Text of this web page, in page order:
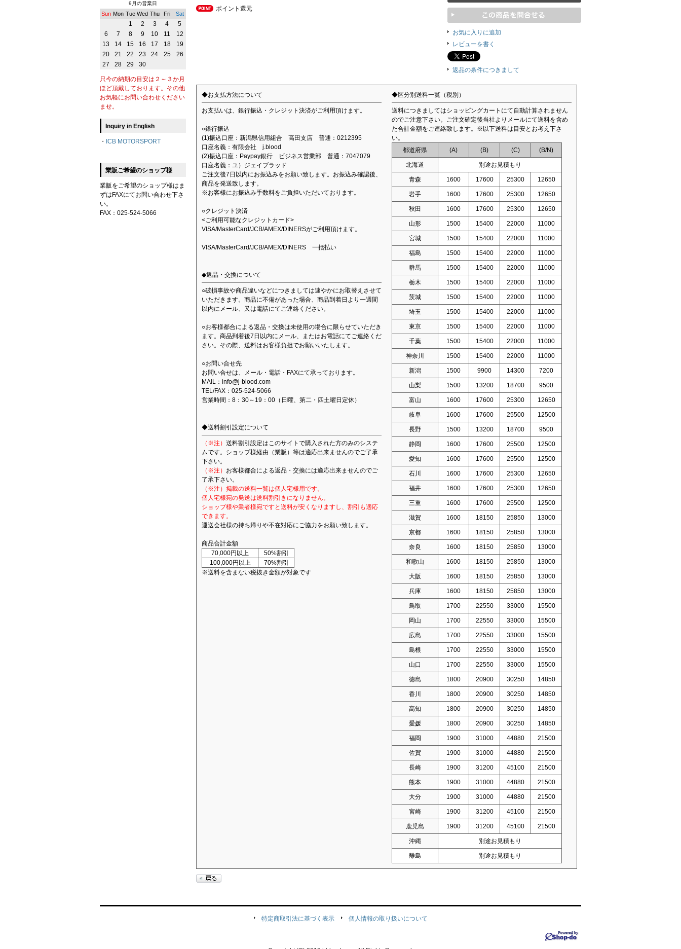
ポイント還元
お気に入りに追加
レビューを書く
返品の条件につきまして
◆お支払方法について
お支払いは、銀行振込・クレジット決済がご利用頂けます。
○銀行振込
(1)振込口座：新潟県信用組合 高田支店 普通：0212395
口座名義：有限会社 j.blood
(2)振込口座：Paypay銀行 ビジネス営業部 普通：7047079
口座名義：ユ）ジェイブラッド
ご注文後7日以内にお振込みをお願い致します。お振込み確認後、
商品を発送致します。
※お客様にお振込み手数料をご負担いただいております。
○クレジット決済
<ご利用可能なクレジットカード>
VISA/MasterCard/JCB/AMEX/DINERSがご利用頂けます。
VISA/MasterCard/JCB/AMEX/DINERS 一括払い
◆返品・交換について
○破損事故や商品違いなどにつきましては速やかにお取替えさせて
いただきます。商品に不備があった場合、商品到着日より一週間
以内にメール、又は電話にてご連絡ください。
○お客様都合による返品・交換は未使用の場合に限らせていただき
ます。商品到着後7日以内にメール、またはお電話にてご連絡くだ
さい。その際、送料はお客様負担でお願いいたします。
○お問い合せ先
お問い合せは、メール・電話・FAXにて承っております。
MAIL：info@j-blood.com
TEL/FAX：025-524-5066
営業時間：8：30～19：00（日曜、第二・四土曜日定休）
◆送料割引設定について
（※注） 送料割引設定はこのサイトで購入された方のみのシステ
ムです。ショップ様経由（業販）等は適応出来ませんのでご了承
下さい。
（※注） お客様都合による返品・交換には適応出来ませんのでご
了承下さい。
（※注）掲載の送料一覧は個人宅様用です。
個人宅様宛の発送は送料割引きになりません。
ショップ様や業者様宛ですと送料が安くなりますし、割引も適応
できます。
運送会社様の持ち帰りや不在対応にご協力をお願い致します。
商品合計金額
70,000円以上
50%割引
100,000円以上
70%割引
※送料を含まない税抜き金額が対象です
◆区分別送料一覧（税別）
送料につきましてはショッピングカートにて自動計算されません
のでご注意下さい。ご注文確定後当社よりメールにて送料を含め
た合計金額をご連絡致します。※以下送料は目安とお考え下さ
い。
都道府県
(A) (B) (C) (B/N)
北海道 別途お見積もり
青森 1600 17600 25300 12650
岩手 1600 17600 25300 12650
秋田 1600 17600 25300 12650
山形 1500 15400 22000 11000
宮城 1500 15400 22000 11000
福島 1500 15400 22000 11000
群馬 1500 15400 22000 11000
栃木 1500 15400 22000 11000
茨城 1500 15400 22000 11000
埼玉 1500 15400 22000 11000
東京 1500 15400 22000 11000
千葉 1500 15400 22000 11000
神奈川 1500 15400 22000 11000
新潟 1500 9900 14300 7200
山梨 1500 13200 18700 9500
富山 1600 17600 25300 12650
岐阜 1600 17600 25500 12500
長野 1500 13200 18700 9500
静岡 1600 17600 25500 12500
愛知 1600 17600 25500 12500
石川 1600 17600 25300 12650
福井 1600 17600 25300 12650
三重 1600 17600 25500 12500
滋賀 1600 18150 25850 13000
京都 1600 18150 25850 13000
奈良 1600 18150 25850 13000
和歌山 1600 18150 25850 13000
大阪 1600 18150 25850 13000
兵庫 1600 18150 25850 13000
鳥取 1700 22550 33000 15500
岡山 1700 22550 33000 15500
広島 1700 22550 33000 15500
島根 1700 22550 33000 15500
山口 1700 22550 33000 15500
徳島 1800 20900 30250 14850
香川 1800 20900 30250 14850
高知 1800 20900 30250 14850
愛媛 1800 20900 30250 14850
福岡 1900 31000 44880 21500
佐賀 1900 31000 44880 21500
長崎 1900 31200 45100 21500
熊本 1900 31000 44880 21500
大分 1900 31000 44880 21500
宮崎 1900 31200 45100 21500
鹿児島 1900 31200 45100 21500
沖縄 別途お見積もり
離島 別途お見積もり
9月の営業日
Sun Mon Tue Wed Thu Fri Sat
1 2 3 4
5
6
7 8 9 10 11
12
13
14 15 16 17 18
19
20
21 22 23 24 25
26
27
28 29 30
只今の納期の目安は２～３か月
ほど頂戴しております。その他
お気軽にお問い合わせください
ませ。
Inquiry in English
・ ICB MOTORSPORT
業販ご希望のショップ様
業販をご希望のショップ様はま
ずはFAXにてお問い合わせ下さ
い。
FAX：025-524-5066
特定商取引法に基づく表示 個人情報の取り扱いについて